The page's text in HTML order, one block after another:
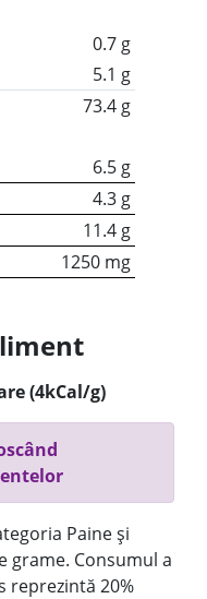
0.7 g
5.1 g
73.4 g
6.5 g
4.3 g
11.4 g
1250 mg
(4kCal/g)
Paine și
grame. Consumul a
reprezintă 20%